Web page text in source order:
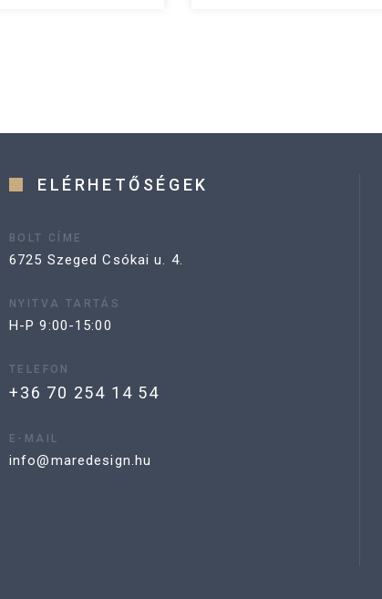
ELÉRHETŐSÉGEK
BOLT CÍME
6725 Szeged Csókai u. 4.
NYITVA TARTÁS
H-P 9:00-15:00
TELEFON
+36 70 254 14 54
E-MAIL
info@maredesign.hu